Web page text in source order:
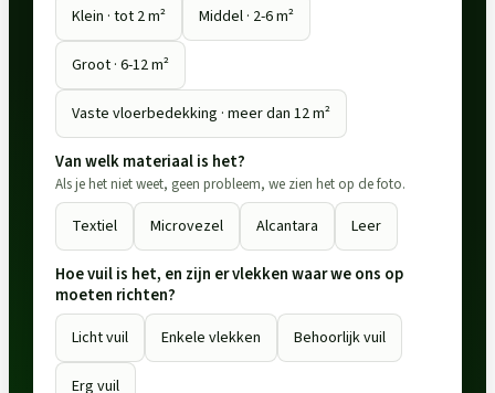
Klein · tot 2 m² Middel · 2-6 m²
Groot · 6-12 m²
Vaste vloerbedekking · meer dan 12 m²
Van welk materiaal is het?
Als je het niet weet, geen probleem, we zien het op de foto.
Textiel Microvezel Alcantara Leer
Hoe vuil is het, en zijn er vlekken waar we ons op
moeten richten?
Licht vuil Enkele vlekken Behoorlijk vuil
Erg vuil